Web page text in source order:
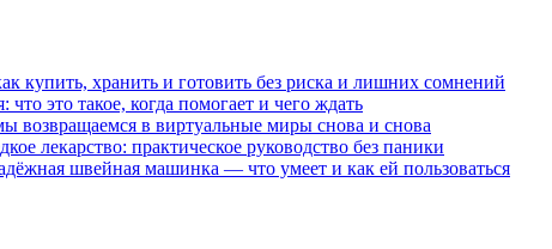
купить, хранить и готовить без риска и лишних сомнений
что это такое, когда помогает и чего ждать
возвращаемся в виртуальные миры снова и снова
лекарство: практическое руководство без паники
швейная машинка — что умеет и как ей пользоваться